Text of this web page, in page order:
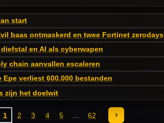
start
baas ontmaskerd en twee Fortinet zerodays
en AI als cyberwapen
chain aanvallen escaleren
verliest 600.000 bestanden
zijn het doelwit
1 2 3 4 5 62